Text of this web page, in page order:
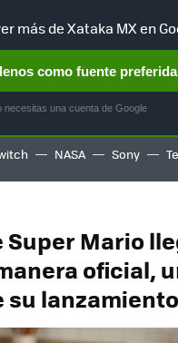
HOME AUTO
NASA Sony
Super Mario
oficial,
su lanzamiento
más de Xataka MX en
como fuente preferida
necesitas una cuenta de Google